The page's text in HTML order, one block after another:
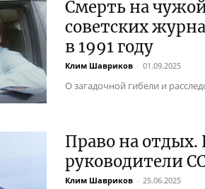
Смерть на
советских
в 1991 году
Клим Шавриков - 01.09.2025
О загадочной гибели и
Право на отдых.
руководители
Клим Шавриков - 25.06.2025